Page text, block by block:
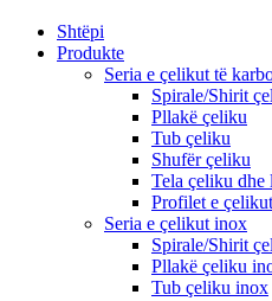
Shtëpi
Produkte
Seria e çelikut të
Spirale/Shirit
Pllakë çeliku
Tub çeliku
Shufër çeliku
Tela çeliku dhe
Profilet e çelikut
Seria e çelikut inox
Spirale/Shirit
Pllakë çeliku
Tub çeliku inox